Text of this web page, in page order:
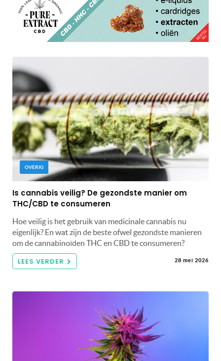
OVERIG
Is cannabis veilig? De gezondste manier om
THC/CBD te consumeren
Hoe veilig is het gebruik van medicinale cannabis nu
eigenlijk? En wat zijn de beste ofwel gezondste manieren
om de cannabinoïden THC en CBD te consumeren?
LEES VERDER 28 mei 2026